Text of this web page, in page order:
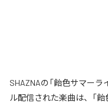
SHAZNAの「飴色サマー
ル配信された楽曲は、「